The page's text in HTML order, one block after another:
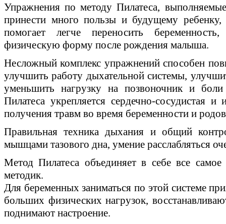
Упражнения по методу Пилатеса,
принести много пользы и будущему
помогает легче переносить
физическую форму после рождения малыша.
Несложный комплекс упражнений способен
улучшить работу дыхательной системы,
уменьшить нагрузку на позвоночник и
Пилатеса укрепляется сердечно-сосудистая
получения травм во время беременности и
Правильная техника дыхания и общий
мышцами тазового дна, умение расслабляться
Метод Пилатеса объединяет в себе все
методик.
Для беременных заниматься по этой системе
больших физических нагрузок,
поднимают настроение.